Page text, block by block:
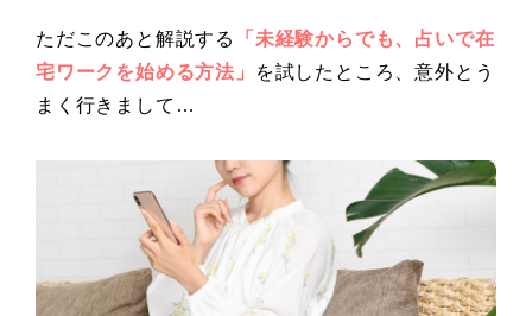
ただこのあと解説する
「未経験からでも、占いで在
宅ワークを始める方法」
を試したところ、意外とう
まく行きまして…